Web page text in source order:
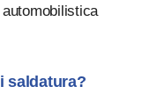
saldatura?